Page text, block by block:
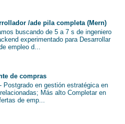
/ade pila completa (Mern)
buscando de 5 a 7 s de ingeniero
experimentado para Desarrollar
empleo d...
de compras
Postgrado en gestión estratégica en
Más alto Completar en
de emp...